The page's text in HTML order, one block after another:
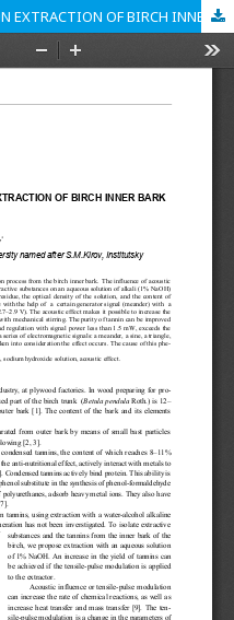
RESONANT ACOUSTIC EFFECT ON EXTRACTION OF BIRCH INNER BARK WITH ALKALI SOLUTION